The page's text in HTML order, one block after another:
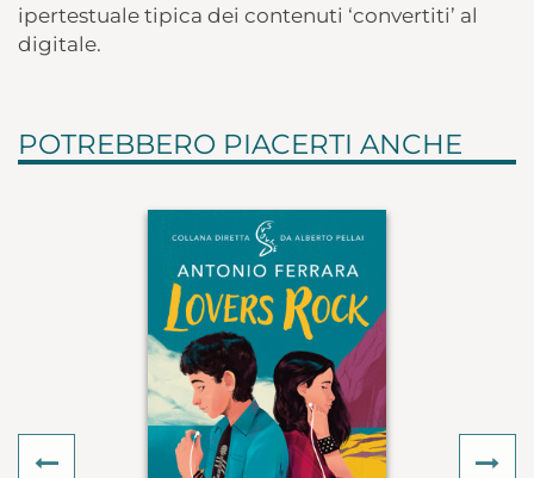
ipertestuale tipica dei contenuti ‘convertiti’ al
digitale.
POTREBBERO PIACERTI ANCHE
Previous